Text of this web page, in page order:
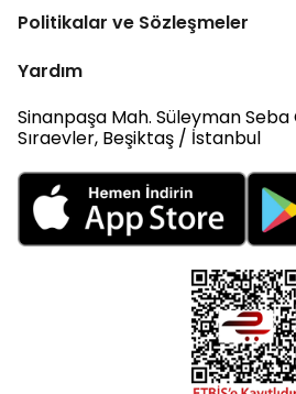
Politikalar ve Sözleşmeler
Yardım
Sinanpaşa Mah. Süleyman Seba
Sıraevler, Beşiktaş / İstanbul